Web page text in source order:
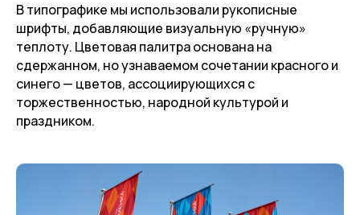
В типографике мы использовали рукописные
шрифты, добавляющие визуальную «ручную»
теплоту. Цветовая палитра основана на
сдержанном, но узнаваемом сочетании красного и
синего — цветов, ассоциирующихся с
торжественностью, народной культурой и
праздником.